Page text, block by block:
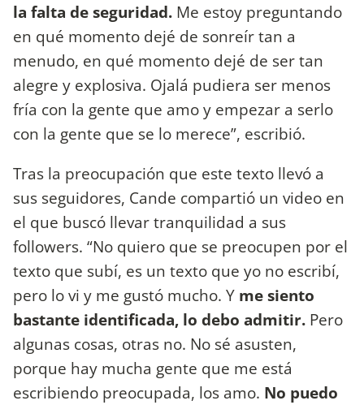
la falta de seguridad. Me estoy preguntando
en qué momento dejé de sonreír tan a
menudo, en qué momento dejé de ser tan
alegre y explosiva. Ojalá pudiera ser menos
fría con la gente que amo y empezar a serlo
con la gente que se lo merece”, escribió.
Tras la preocupación que este texto llevó a
sus seguidores, Cande compartió un video en
el que buscó llevar tranquilidad a sus
followers. “No quiero que se preocupen por el
texto que subí, es un texto que yo no escribí,
pero lo vi y me gustó mucho. Y me siento
bastante identificada, lo debo admitir. Pero
algunas cosas, otras no. No sé asusten,
porque hay mucha gente que me está
escribiendo preocupada, los amo. No puedo